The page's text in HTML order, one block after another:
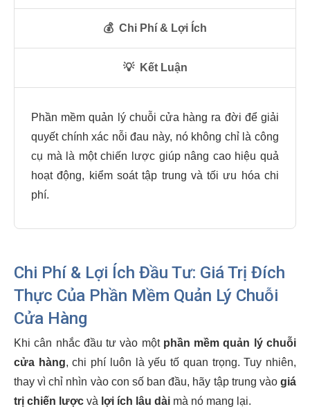
💰 Chi Phí & Lợi Ích
💡 Kết Luận
Phần mềm quản lý chuỗi cửa hàng ra đời để giải
quyết chính xác nỗi đau này, nó không chỉ là công
cụ mà là một chiến lược giúp nâng cao hiệu quả
hoạt động, kiểm soát tập trung và tối ưu hóa chi
phí.
Chi Phí & Lợi Ích Đầu Tư: Giá Trị Đích
Thực Của Phần Mềm Quản Lý Chuỗi
Cửa Hàng
Khi cân nhắc đầu tư vào một phần mềm quản lý chuỗi
cửa hàng, chi phí luôn là yếu tố quan trọng. Tuy nhiên,
thay vì chỉ nhìn vào con số ban đầu, hãy tập trung vào giá
trị chiến lược và lợi ích lâu dài mà nó mang lại.